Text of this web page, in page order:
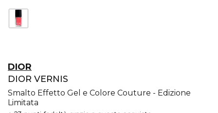
DIOR
DIOR VERNIS
Smalto Effetto Gel e Colore Couture - Edizione
Limitata